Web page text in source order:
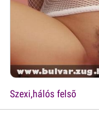
Szexi,hálós felsõ